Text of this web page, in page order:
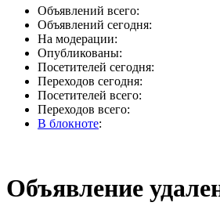
Объявлений всего:
Объявлений сегодня:
На модерации:
Опубликованы:
Посетителей сегодня:
Переходов сегодня:
Посетителей всего:
Переходов всего:
В блокноте:
Объявление